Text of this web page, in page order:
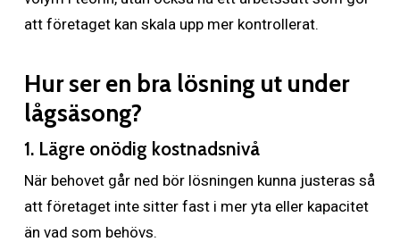
att företaget kan skala upp mer kontrollerat.
Hur ser en bra lösning ut under
lågsäsong?
1. Lägre onödig kostnadsnivå
När behovet går ned bör lösningen kunna justeras så
att företaget inte sitter fast i mer yta eller kapacitet
än vad som behövs.